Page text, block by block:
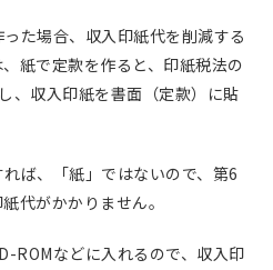
た場合、収入印紙代を削減する
紙で定款を作ると、印紙税法の
、収入印紙を書面（定款）に貼
ば、「紙」ではないので、第6
代がかかりません。
ROMなどに入れるので、収入印